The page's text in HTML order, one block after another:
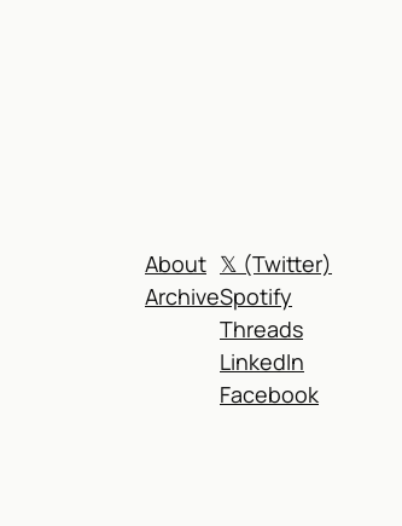
About
Archive
𝕏 (Twitter)
Spotify
Threads
LinkedIn
Facebook